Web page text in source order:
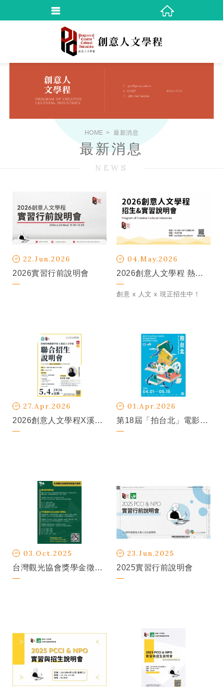
HOME 最新消息
最新消息
NEWS
22.Jun.2026
2026實習行前說明會
04.May.2026
2026創意人文學程 熱烈招生中
創意 x 人文 x 現正招生中！
27.Apr.2026
2026創意人文學程X溪城跨域創新學程【聯合招生說明會】
01.Apr.2026
第18屆「拍台北」電影劇本徵選活動
03.Oct.2025
台灣觀光協會獎學金徵件活動
23.Jun.2025
2025實習行前說明會